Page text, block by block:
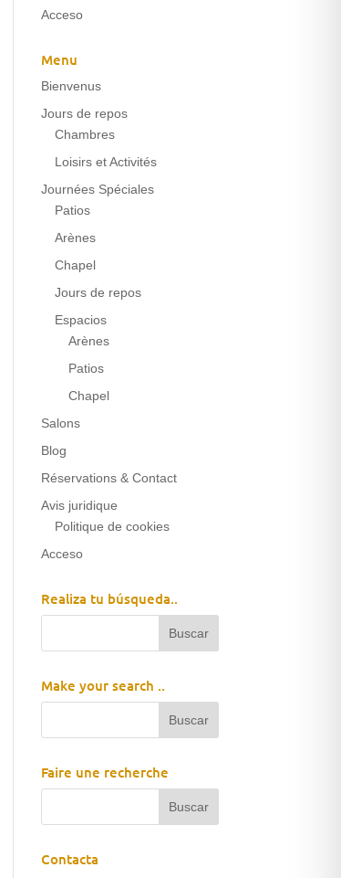
Acceso
Menu
Bienvenus
Jours de repos
Chambres
Loisirs et Activités
Journées Spéciales
Patios
Arènes
Chapel
Jours de repos
Espacios
Arènes
Patios
Chapel
Salons
Blog
Réservations & Contact
Avis juridique
Politique de cookies
Acceso
Realiza tu búsqueda..
Make your search ..
Faire une recherche
Contacta